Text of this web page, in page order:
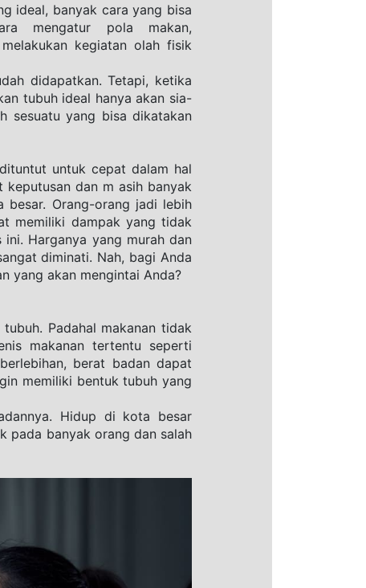
ideal, banyak cara yang bisa
mengatur pola makan,
kegiatan olah fisik
didapatkan. Tetapi, ketika
tubuh ideal hanya akan sia-
sesuatu yang bisa dikatakan
untuk cepat dalam hal
dan m asih banyak
besar. Orang-orang jadi lebih
memiliki dampak yang tidak
ini. Harganya yang murah dan
diminati. Nah, bagi Anda
yang akan mengintai Anda?
Padahal makanan tidak
makanan tertentu seperti
berat badan dapat
memiliki bentuk tubuh yang
Hidup di kota besar
pada banyak orang dan salah